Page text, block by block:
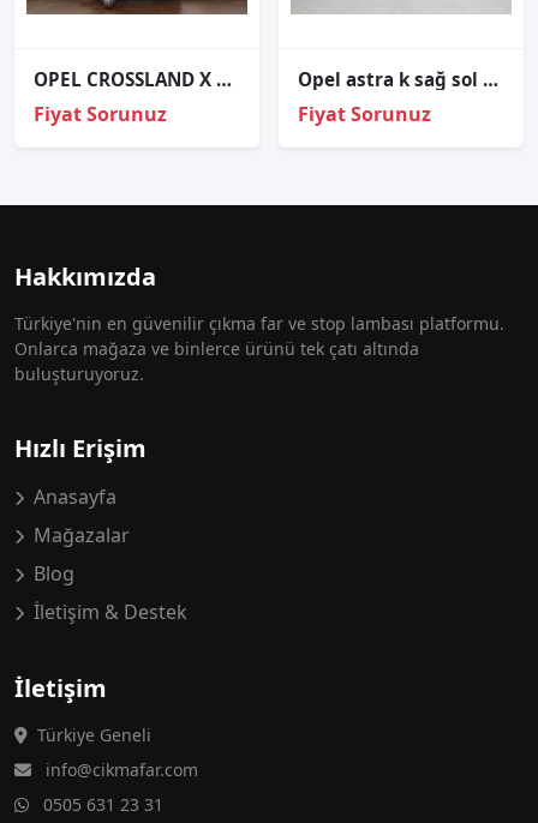
OPEL CROSSLAND X SOL LED MODÜLÜ B012128D
Fiyat Sorunuz
Opel astra k sağ sol gündüz led beyni̇ 39158021
Fiyat Sorunuz
Hakkımızda
Türkiye'nin en güvenilir çıkma far ve stop lambası platformu.
Onlarca mağaza ve binlerce ürünü tek çatı altında
buluşturuyoruz.
Hızlı Erişim
Anasayfa
Mağazalar
Blog
İletişim & Destek
İletişim
Türkiye Geneli
info@cikmafar.com
0505 631 23 31